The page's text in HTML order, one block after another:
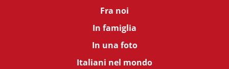
Fra noi
In famiglia
In una foto
Italiani nel mondo